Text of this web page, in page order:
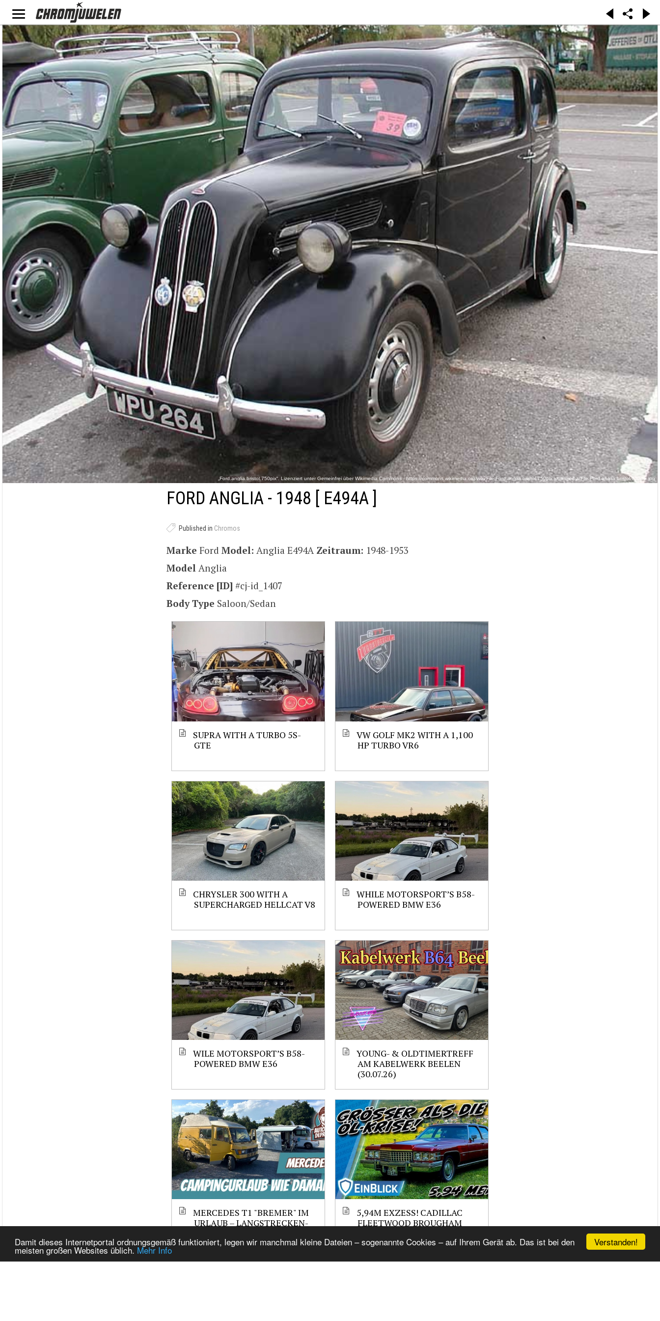
Verstanden!
Damit dieses Internetportal ordnungsgemäß funktioniert, legen wir manchmal kleine Dateien – sogenannte Cookies – auf Ihrem Gerät ab. Das ist bei den
meisten großen Websites üblich. Mehr Info
„Ford.anglia.bristol.750pix“. Lizenziert unter Gemeinfrei über Wikimedia Commons - https://commons.wikimedia.org/wiki/File:Ford.anglia.bristol.750pix.jpg#/media/File:Ford.anglia.bristol.750pix.jpg
FORD ANGLIA - 1948 [ E494A ]
Published in Chromos
Marke Ford Model: Anglia E494A Zeitraum: 1948-1953
Model Anglia
Reference [ID] #cj-id_1407
Body Type Saloon/Sedan
SUPRA WITH A TURBO 5S-
GTE
VW GOLF MK2 WITH A 1,100
HP TURBO VR6
CHRYSLER 300 WITH A
SUPERCHARGED HELLCAT V8
WHILE MOTORSPORT’S B58-
POWERED BMW E36
WILE MOTORSPORT’S B58-
POWERED BMW E36
YOUNG- & OLDTIMERTREFF
AM KABELWERK BEELEN
(30.07.26)
MERCEDES T1 "BREMER" IM
URLAUB – LANGSTRECKEN-
ERFAHRUNGEN. WAR ES EIN
5,94M EXZESS! CADILLAC
FLEETWOOD BROUGHAM
KOMFORT ODER ABSOLUTE